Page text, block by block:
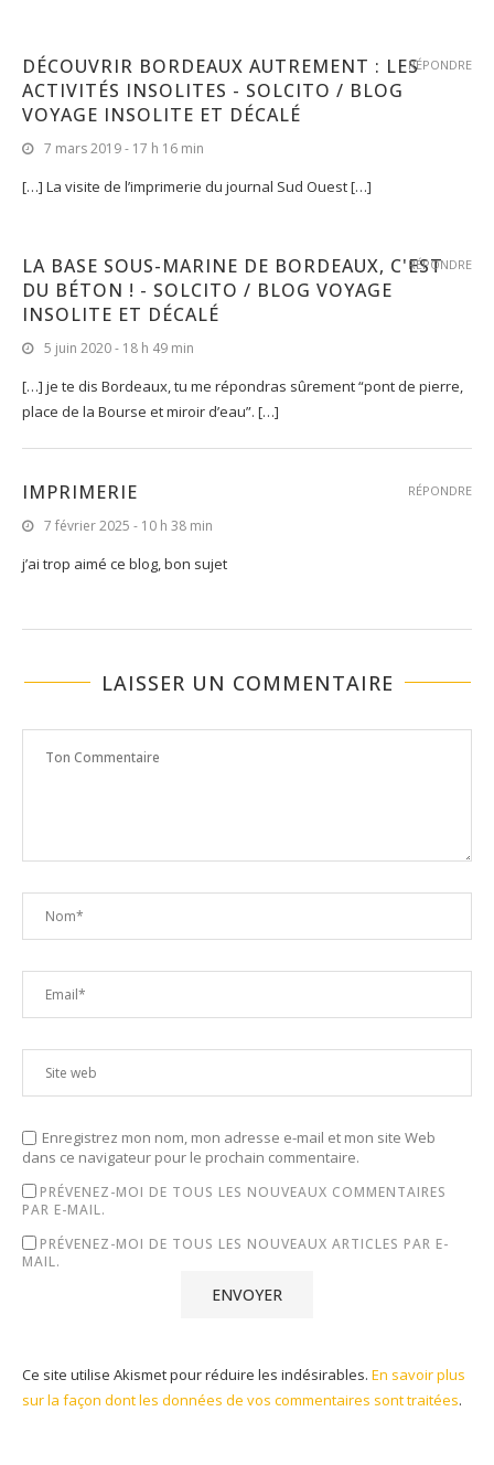
DÉCOUVRIR BORDEAUX AUTREMENT : LES
ACTIVITÉS INSOLITES - SOLCITO / BLOG
VOYAGE INSOLITE ET DÉCALÉ
7 mars 2019 - 17 h 16 min
[…] La visite de l’imprimerie du journal Sud Ouest […]
RÉPONDRE
LA BASE SOUS-MARINE DE BORDEAUX, C'EST
DU BÉTON ! - SOLCITO / BLOG VOYAGE
INSOLITE ET DÉCALÉ
5 juin 2020 - 18 h 49 min
[…] je te dis Bordeaux, tu me répondras sûrement “pont de pierre,
place de la Bourse et miroir d’eau”. […]
RÉPONDRE
IMPRIMERIE
7 février 2025 - 10 h 38 min
j’ai trop aimé ce blog, bon sujet
RÉPONDRE
LAISSER UN COMMENTAIRE
Enregistrez mon nom, mon adresse e-mail et mon site Web
dans ce navigateur pour le prochain commentaire.
PRÉVENEZ-MOI DE TOUS LES NOUVEAUX COMMENTAIRES
PAR E-MAIL.
PRÉVENEZ-MOI DE TOUS LES NOUVEAUX ARTICLES PAR E-
MAIL.
Ce site utilise Akismet pour réduire les indésirables. En savoir plus
sur la façon dont les données de vos commentaires sont traitées.